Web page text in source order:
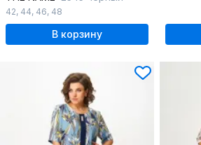
42, 44, 46, 48
В корзину